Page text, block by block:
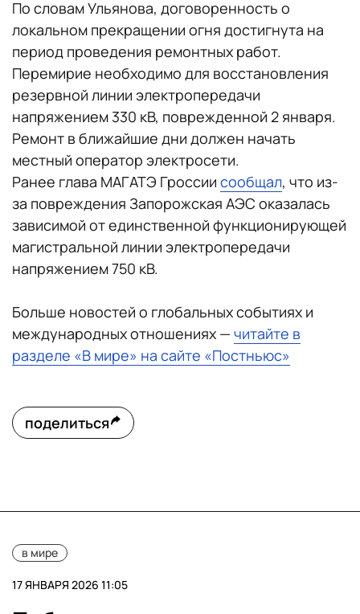
По словам Ульянова, договоренность о
локальном прекращении огня достигнута на
период проведения ремонтных работ.
Перемирие необходимо для восстановления
резервной линии электропередачи
напряжением 330 кВ, поврежденной 2 января.
Ремонт в ближайшие дни должен начать
местный оператор электросети.
Ранее глава МАГАТЭ Гроссии сообщал, что из-
за повреждения Запорожская АЭС оказалась
зависимой от единственной функционирующей
магистральной линии электропередачи
напряжением 750 кВ.
Больше новостей о глобальных событиях и
международных отношениях — читайте в
разделе «В мире» на сайте «Постньюс»
поделиться
в мире
17 ЯНВАРЯ 2026 11:05